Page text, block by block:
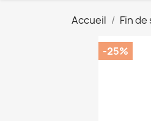
Accueil Fin
-25%